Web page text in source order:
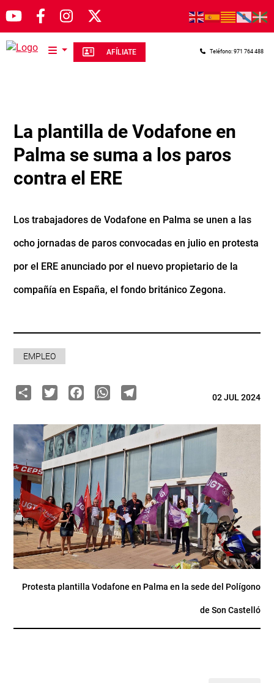
Pasar al contenido principal
AFÍLIATE Teléfono: 971 764 488
La plantilla de Vodafone en
Palma se suma a los paros
contra el ERE
Los trabajadores de Vodafone en Palma se unen a las
ocho jornadas de paros convocadas en julio en protesta
por el ERE anunciado por el nuevo propietario de la
compañía en España, el fondo británico Zegona.
EMPLEO
ShareTwitterFacebook
WhatsApp
Telegram02 JUL 2024
Protesta plantilla Vodafone en Palma en la sede del Polígono
de Son Castelló